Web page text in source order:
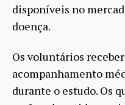
disponíveis no
doença.
Os voluntários
acompanhamento
durante o estudo. Os